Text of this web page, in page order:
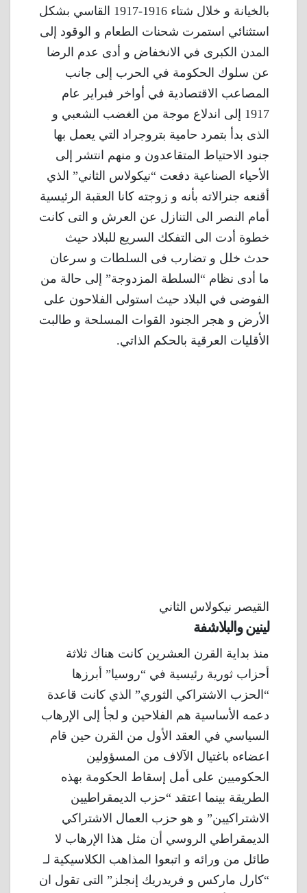
بالخيانة و خلال شتاء 1916-1917 القاسي بشكل
استثنائي استمرت شحنات الطعام و الوقود إلى
المدن الكبرى في الانخفاض و أدى عدم الرضا
عن سلوك الحكومة في الحرب إلى جانب
المصاعب الاقتصادية في أواخر فبراير عام
1917 إلى اندلاع موجة من الغضب الشعبي و
الذى بدأ بتمرد حامية بتروجراد التي يعمل بها
جنود الاحتياط المتقاعدون و منهم انتشر إلى
الأحياء الصناعية دفعت “نيكولاس الثاني” الذي
أقنعه جنرالاته بأنه و زوجته كانا العقبة الرئيسية
أمام النصر الى التنازل عن العرش و التى كانت
خطوة أدت الى التفكك السريع للبلاد حيث
حدث خلل و تضارب فى السلطات و سرعان
ما أدى نظام “السلطة المزدوجة” إلى حالة من
الفوضى في البلاد حيث استولى الفلاحون على
الأرض و هجر الجنود القوات المسلحة و طالبت
الأقليات العرقية بالحكم الذاتي.
القيصر نيكولاس الثاني
لينين والبلاشفة
منذ بداية القرن العشرين كانت هناك ثلاثة
أحزاب ثورية رئيسية في “روسيا” أبرزها
“الحزب الاشتراكي الثوري” الذي كانت قاعدة
دعمه الأساسية هم الفلاحين و لجأ إلى الإرهاب
السياسي في العقد الأول من القرن حين قام
اعضاءه باغتيال الآلاف من المسؤولين
الحكوميين على أمل إسقاط الحكومة بهذه
الطريقة بينما اعتقد “حزب الديمقراطيين
الاشتراكيين” و هو حزب العمال الاشتراكي
الديمقراطي الروسي أن مثل هذا الإرهاب لا
طائل من ورائه و اتبعوا المذاهب الكلاسيكية لـ
“كارل ماركس و فريدريك إنجلز” التى تقول ان